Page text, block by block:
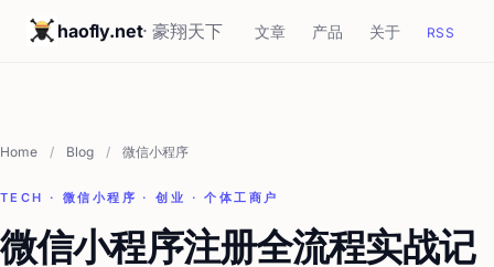
haofly.net· 豪翔天下 文章 产品 关于 RSS
Home / Blog / 微信小程序
TECH · 微信小程序 · 创业 · 个体工商户
微信小程序注册全流程实战记